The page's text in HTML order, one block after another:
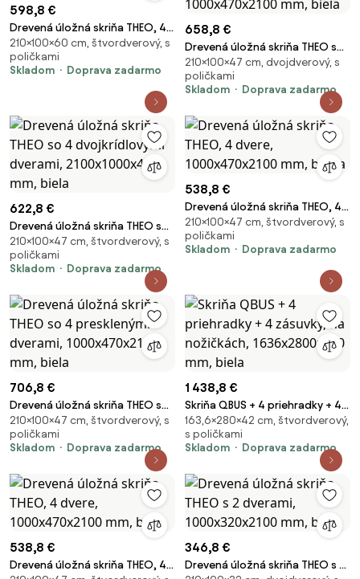
598,8 €
Drevená úložná skriňa THEO, 4
dvere, 1000x600x2100 mm,
biela
210×100×60 cm, štvordverový, s
poličkami
Skladom
Doprava zadarmo
658,8 €
Drevená úložná skriňa THEO s
veľkými presklenými dverami,
1000x470x2100 mm, biela
210×100×47 cm, dvojdverový, s
poličkami
Skladom
Doprava zadarmo
622,8 €
Drevená úložná skriňa THEO so
4 dvojkrídlovými dverami,
2100x1000x470 mm, biela
210×100×47 cm, štvordverový, s
poličkami
Skladom
Doprava zadarmo
538,8 €
Drevená úložná skriňa THEO, 4
dvere, 1000x470x2100 mm,
breza
210×100×47 cm, štvordverový, s
poličkami
Skladom
Doprava zadarmo
706,8 €
Drevená úložná skriňa THEO so
4 presklenými dverami,
1000x470x2100 mm, biela
210×100×47 cm, štvordverový, s
poličkami
Skladom
Doprava zadarmo
1 438,8 €
Skriňa QBUS + 4 priehradky + 4
zásuvky, na nožičkách,
1636x2800x420 mm, biela
163,6×280×42 cm, štvordverový,
s poličkami
Skladom
Doprava zadarmo
538,8 €
Drevená úložná skriňa THEO, 4
346,8 €
Drevená úložná skriňa THEO s 2